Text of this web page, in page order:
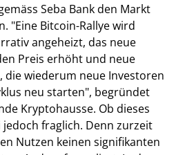
Seba Bank den Markt
"Eine Bitcoin-Rallye wird
angeheizt, das neue
Preis erhöht und neue
die wiederum neue Investoren
neu starten", begründet
Kryptohausse. Ob dieses
jedoch fraglich. Denn zurzeit
Nutzen keinen signifikanten